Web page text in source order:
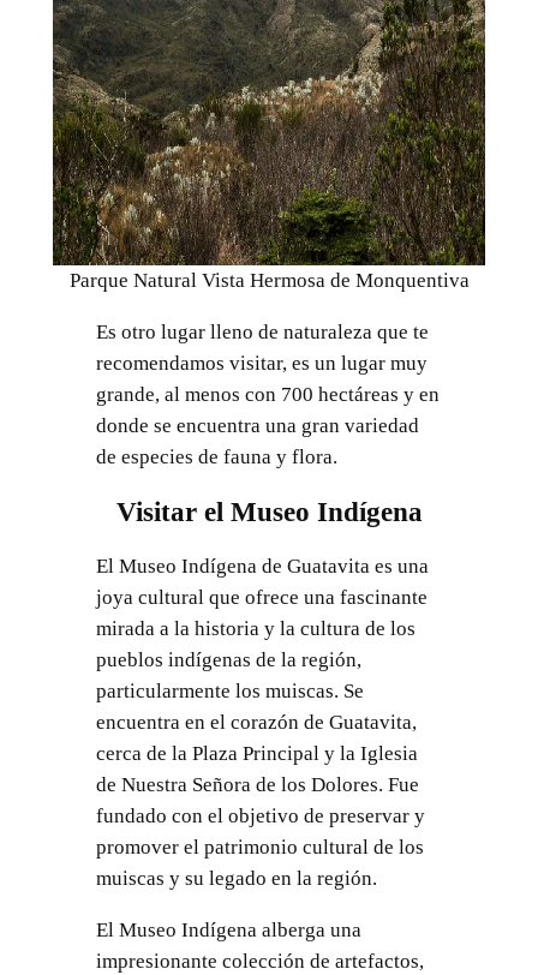
Parque Natural Vista Hermosa de Monquentiva
Es otro lugar lleno de naturaleza que te
recomendamos visitar, es un lugar muy
grande, al menos con 700 hectáreas y en
donde se encuentra una gran variedad
de especies de fauna y flora.
Visitar el Museo Indígena
El Museo Indígena de Guatavita es una
joya cultural que ofrece una fascinante
mirada a la historia y la cultura de los
pueblos indígenas de la región,
particularmente los muiscas. Se
encuentra en el corazón de Guatavita,
cerca de la Plaza Principal y la Iglesia
de Nuestra Señora de los Dolores. Fue
fundado con el objetivo de preservar y
promover el patrimonio cultural de los
muiscas y su legado en la región.
El Museo Indígena alberga una
impresionante colección de artefactos,